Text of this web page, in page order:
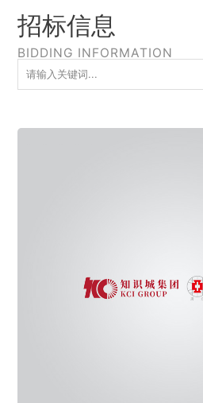
招标信息
BIDDING INFORMATION